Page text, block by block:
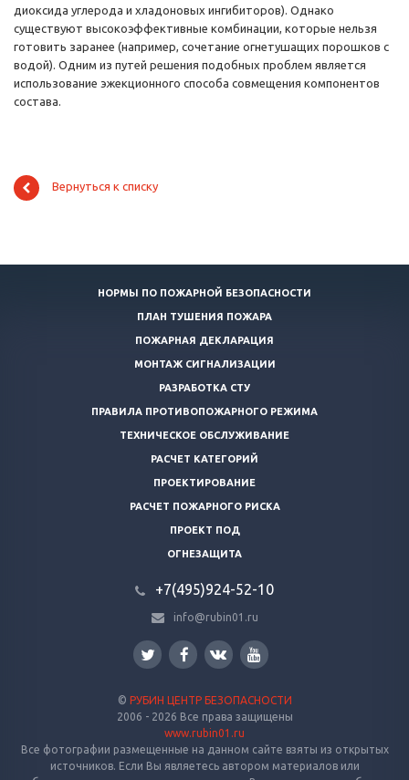
диоксида углерода и хладоновых ингибиторов). Однако
существуют высокоэффективные комбинации, которые нельзя
готовить заранее (например, сочетание огнетушащих порошков с
водой). Одним из путей решения подобных проблем является
использование эжекционного способа совмещения компонентов
состава.
Вернуться к списку
НОРМЫ ПО ПОЖАРНОЙ БЕЗОПАСНОСТИ
ПЛАН ТУШЕНИЯ ПОЖАРА
ПОЖАРНАЯ ДЕКЛАРАЦИЯ
МОНТАЖ СИГНАЛИЗАЦИИ
РАЗРАБОТКА СТУ
ПРАВИЛА ПРОТИВОПОЖАРНОГО РЕЖИМА
ТЕХНИЧЕСКОЕ ОБСЛУЖИВАНИЕ
РАСЧЕТ КАТЕГОРИЙ
ПРОЕКТИРОВАНИЕ
РАСЧЕТ ПОЖАРНОГО РИСКА
ПРОЕКТ ПОД
ОГНЕЗАЩИТА
+7(495)924-52-10
info@rubin01.ru
© РУБИН ЦЕНТР БЕЗОПАСНОСТИ
2006 - 2026 Все права защищены
www.rubin01.ru
Все фотографии размещенные на данном сайте взяты из открытых
источников. Если Вы являетесь автором материалов или